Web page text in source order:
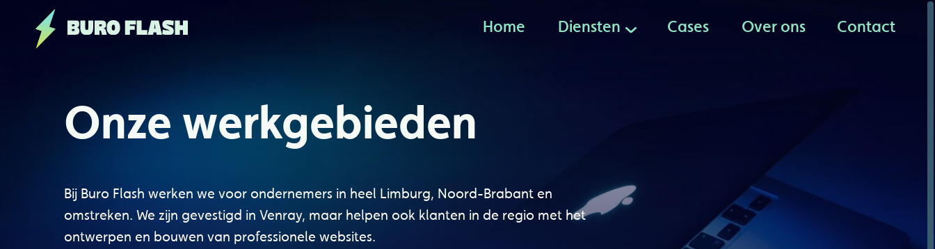
Home Diensten Cases Over ons Contact
Contact
Over ons
Cases
Diensten
Onze werkgebieden
Bij Buro Flash werken we voor ondernemers in heel Limburg, Noord-Brabant en
omstreken. We zijn gevestigd in Venray, maar helpen ook klanten in de regio met het
ontwerpen en bouwen van professionele websites.